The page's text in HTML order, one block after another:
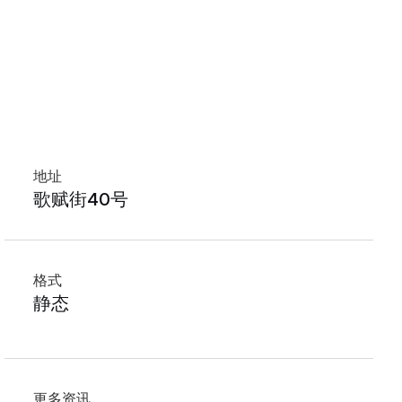
地址
歌赋街40号
格式
静态
更多资讯